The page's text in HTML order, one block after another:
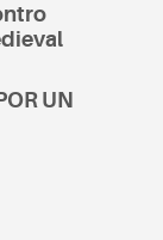
UN